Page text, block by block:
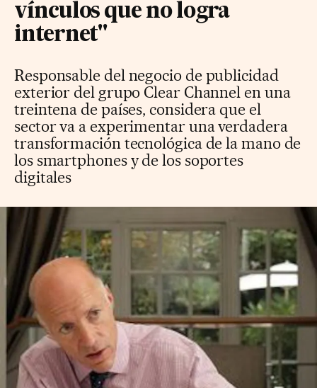
vínculos que no logra
internet"
Responsable del negocio de publicidad
exterior del grupo Clear Channel en una
treintena de países, considera que el
sector va a experimentar una verdadera
transformación tecnológica de la mano de
los smartphones y de los soportes
digitales